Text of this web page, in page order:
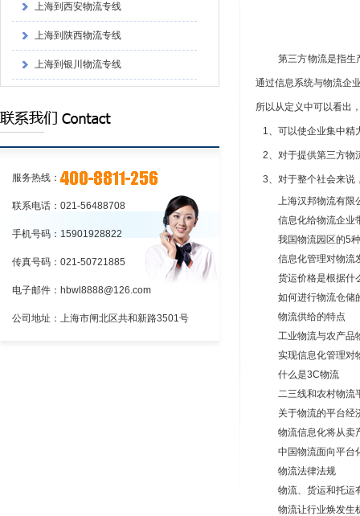
上海到陕西物流专线
上海到银川物流专线
上海汉邦物流有限公司
服务热线：
联系电话：021-56488708
手机号码：15901928822
传真号码：021-50721885
电子邮件：hbwl8888@126.com
公司地址：上海市闸北区共和新路3501号
第三方物流是指生
通过信息系统与物流企
所以从定义中可以看出
1、可以使企业集中精
2、对于提供第三方物
3、对于整个社会来说
上海汉邦物流有限
信息化给物流企业
我国物流园区的5
信息化管理对物流
货运价格是根据什
如何进行物流仓储
物流供给的特点
工业物流与农产品
实现信息化管理对
什么是3C物流
二三线和农村物流
关于物流的平台经
物流信息化将从卖
中国物流面向平台
物流法律法规
物流、货运和托运
物流让行业焕发生